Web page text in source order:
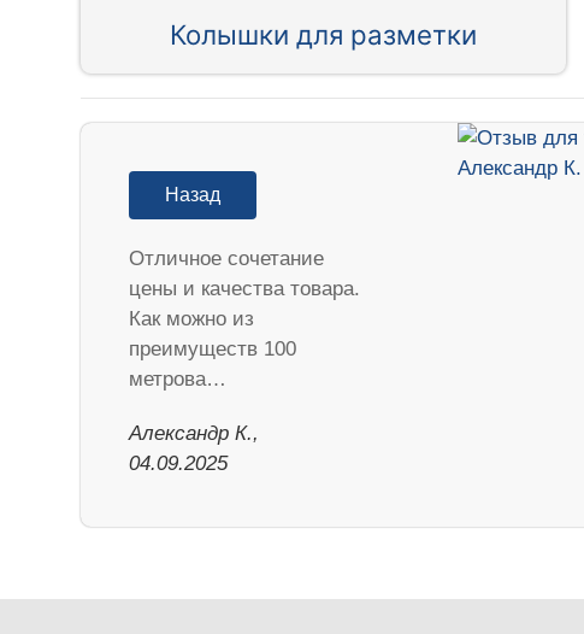
Колышки для разметки
Назад
Отличное сочетание
цены и качества товара.
Как можно из
преимуществ 100
метрова…
Александр К.,
04.09.2025